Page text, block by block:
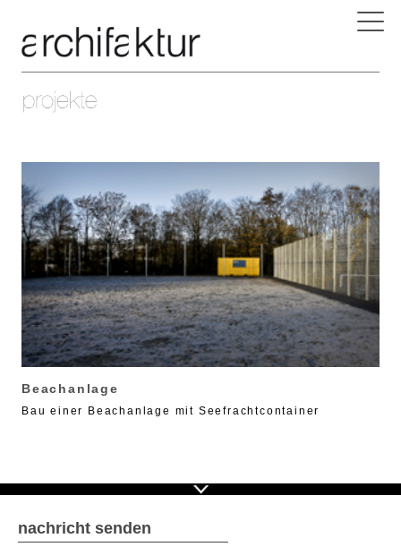
Beachanlage
Bau einer Beachanlage mit Seefrachtcontainer
nachricht senden